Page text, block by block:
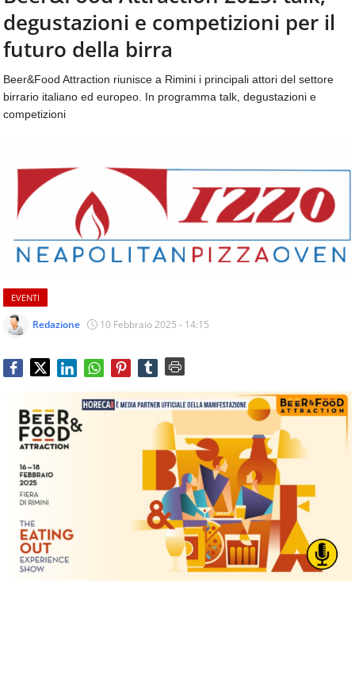
aggiornamenti
quotidiani
su
temi
come
ospitalità,
ristorazione,
food
catering
e
articoli
sul
mondo
dei
consumi
fuoricasa,
Food
Service
tutte
le
novità
comparto
Horeca.
CONTATTI
degustazioni e competizioni per il
futuro della birra
Beer&Food Attraction riunisce a Rimini i principali attori del settore
birrario italiano ed europeo. In programma talk, degustazioni e
competizioni
EVENTI
Redazione 10 Febbraio 2025 - 14:15